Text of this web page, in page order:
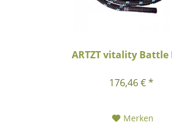
ARTZT vitality Battle
176,46 € *
Merken